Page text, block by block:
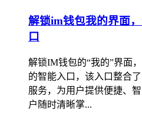
解锁im钱包我的界面
口
解锁IM钱包的“我的”界面
的智能入口，该入口整合
服务，为用户提供便捷、
户随时清晰掌...